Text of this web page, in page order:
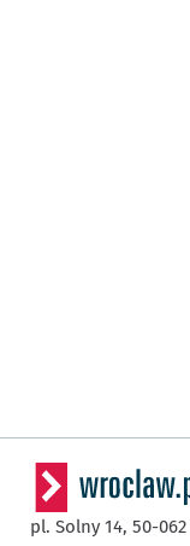
pl. Solny 14, 50-062